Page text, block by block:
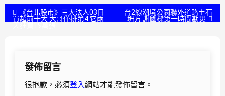
文 《台北股市》三大法人03日
買超前十大 大哥僅排第4 它兩
台2線潮境公園聯外道路土石
坍方 謝國樑第一時間勘災
發佈留言
很抱歉，必須登入網站才能發佈留言。